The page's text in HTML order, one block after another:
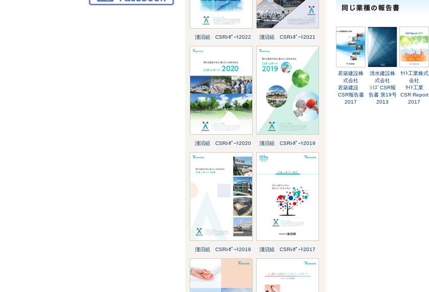
淺沼組 CSRﾚﾎﾟｰﾄ2022 淺沼組 CSRﾚﾎﾟｰﾄ2021
淺沼組 CSRﾚﾎﾟｰﾄ2020 淺沼組 CSRﾚﾎﾟｰﾄ2019
淺沼組 CSRﾚﾎﾟｰﾄ2018 淺沼組 CSRﾚﾎﾟｰﾄ2017
若築建設株
式会社
若築建設
CSR報告書
2017
清水建設株
式会社
ｼﾐｽﾞCSR報
告書 第19号
2013
ﾗｲﾄ工業株式
会社
ﾗｲﾄ工業
CSR Report
2017